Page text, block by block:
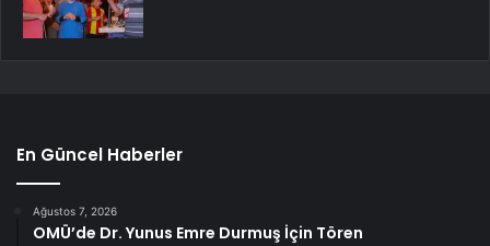
En Güncel Haberler
Ağustos 7, 2026
OMÜ’de Dr. Yunus Emre Durmuş İçin Tören